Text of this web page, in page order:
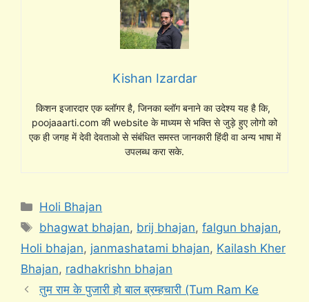
Kishan Izardar
किशन इजारदार एक ब्लॉगर है, जिनका ब्लॉग बनाने का उदेश्य यह है कि,
poojaaarti.com की website के माध्यम से भक्ति से जुड़े हुए लोगो को
एक ही जगह में देवी देवताओ से संबंधित समस्त जानकारी हिंदी वा अन्य भाषा में
उपलब्ध करा सके.
Categories
Holi Bhajan
Tags
bhagwat bhajan, brij bhajan,falgun bhajan,
Holi bhajan, janmashatami bhajan, Kailash Kher
Bhajan, radhakrishn bhajan
तुम राम के पुजारी हो बाल ब्रम्हचारी (Tum Ram Ke